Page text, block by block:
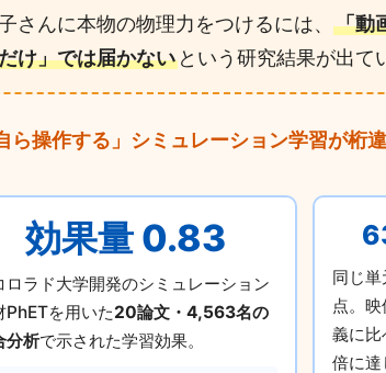
さんに本物の物理力をつけるには、 「動
け」では届かない という研究結果が出て
ら操作する」シミュレーション学習が桁
効果量 0.83
ロラド大学開発のシミュレーション
PhETを用いた20論文・4,563名の
分析で示された学習効果。
同じ
点。
義に比
倍に達